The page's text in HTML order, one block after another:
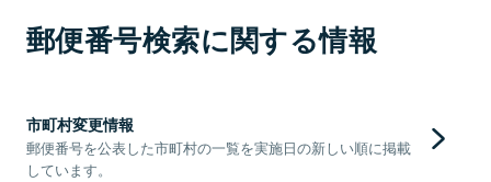
郵便番号検索に関する情報
市町村変更情報
郵便番号を公表した市町村の一覧を実施日の新しい順に掲載
しています。